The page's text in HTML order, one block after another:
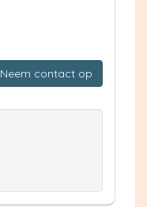
Neem contact op